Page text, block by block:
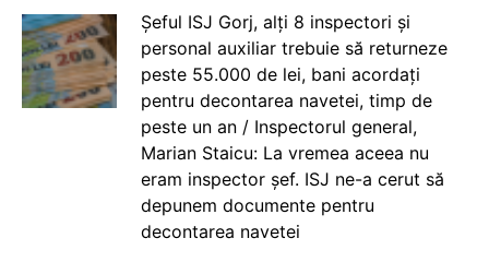
Șeful ISJ Gorj, alți 8 inspectori și
personal auxiliar trebuie să returneze
peste 55.000 de lei, bani acordați
pentru decontarea navetei, timp de
peste un an / Inspectorul general,
Marian Staicu: La vremea aceea nu
eram inspector șef. ISJ ne-a cerut să
depunem documente pentru
decontarea navetei